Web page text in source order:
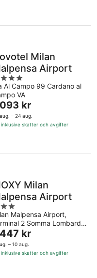
Milan
Airport
Al Campo 99 Cardano al
VA
kr
kr
– 24 aug.
inklusive skatter och avgifter
Milan
Airport
Malpensa Airport,
2 Somma Lombardo
kr
kr
– 10 aug.
inklusive skatter och avgifter